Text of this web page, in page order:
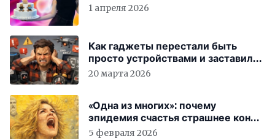
1 апреля 2026
Как гаджеты перестали быть
просто устройствами и заставили
вас бесплатно работать
20 марта 2026
«Одна из многих»: почему
эпидемия счастья страшнее конца
света
5 февраля 2026